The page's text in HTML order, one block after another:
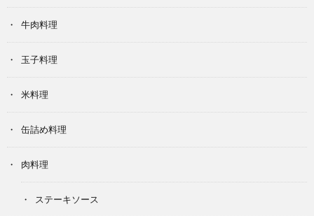
牛肉料理
玉子料理
米料理
缶詰め料理
肉料理
ステーキソース